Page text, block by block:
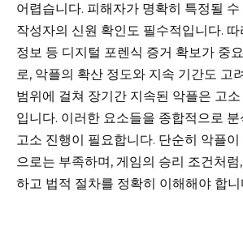
어렵습니다. 피해자가 명확히 특정될
작성자의 신원 확인도 필수적입니다.
정보 등 디지털 포렌식 증거 확보가 중
로, 악플의 확산 정도와 지속 기간도 고
범위에 걸쳐 장기간 지속된 악플은 고
입니다. 이러한 요소들을 종합적으로
고소 진행이 필요합니다. 단순히 악플
으로는 부족하며, 게임의 승리 조건처
하고 법적 절차를 정확히 이해해야 합니